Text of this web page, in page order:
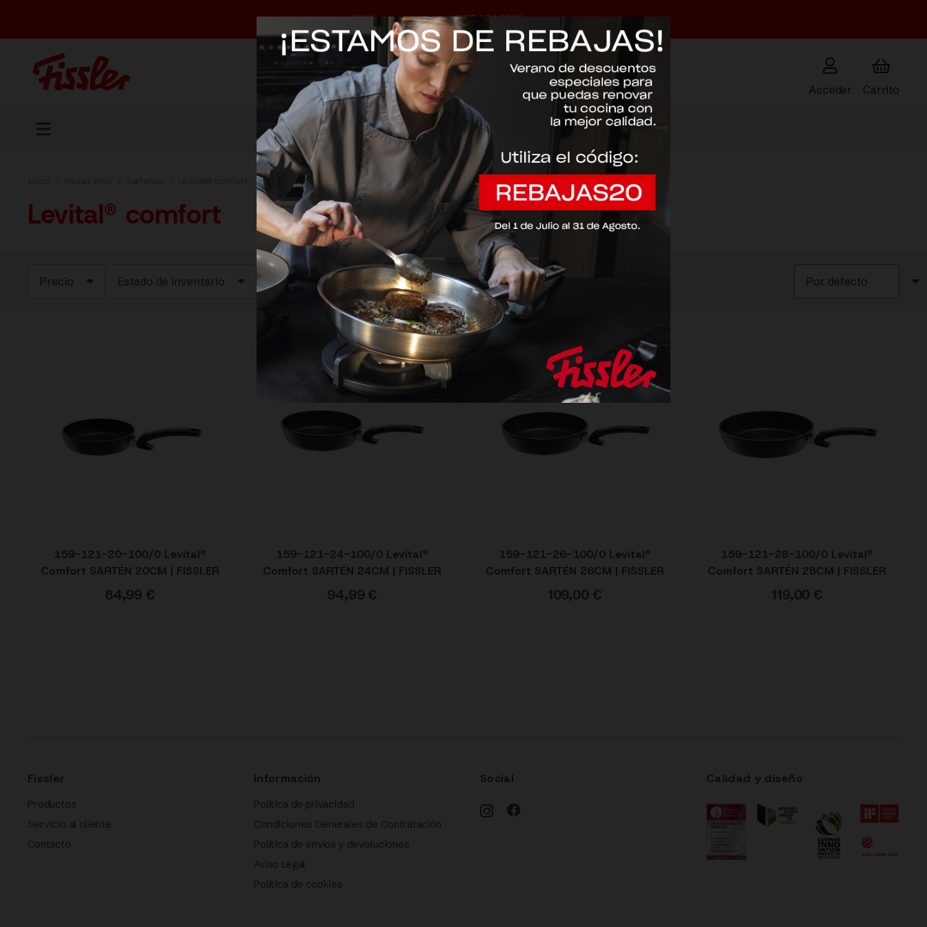
-20% con el código "REBAJAS20"Descartar
Acceder
Levital® comfort
Precio Estado de inventario En oferta
159-121-20-100/0 Levital®
Comfort SARTÉN 20CM | FISSLER
84,99 €
159-121-24-100/0 Levital®
Comfort SARTÉN 24CM | FISSLER
94,99 €
159-121-26-100/0 Levital®
Comfort SARTÉN 26CM | FISSLER
109,00 €
159-121-28-100/0 Levital®
Comfort SARTÉN 28CM | FISSLER
119,00 €
Fissler
Productos
Servicio al cliente
Contacto
Información
Política de privacidad
Condiciones Generales de Contratación
Política de envíos y devoluciones
Aviso Legal
Política de cookies
Social Calidad y diseño